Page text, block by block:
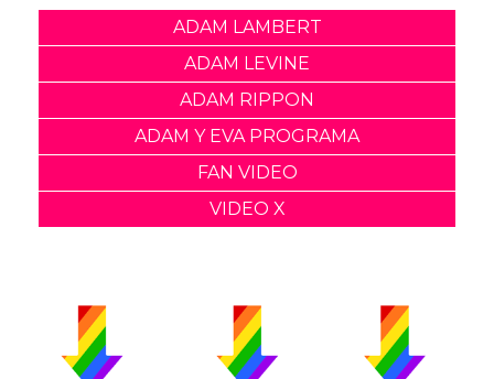
ADAM LAMBERT
ADAM LEVINE
ADAM RIPPON
ADAM Y EVA PROGRAMA
FAN VIDEO
VIDEO X